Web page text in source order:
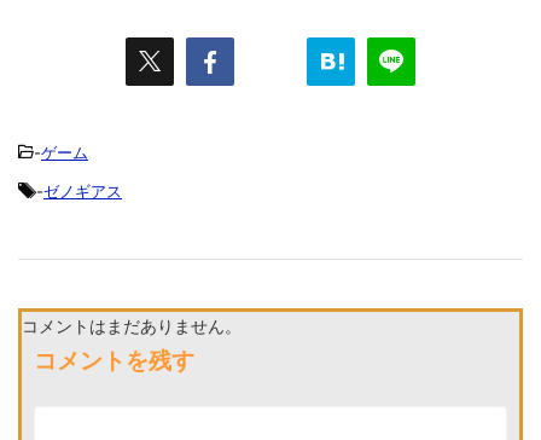
-ゲーム
-ゼノギアス
コメントはまだありません。
コメントを残す